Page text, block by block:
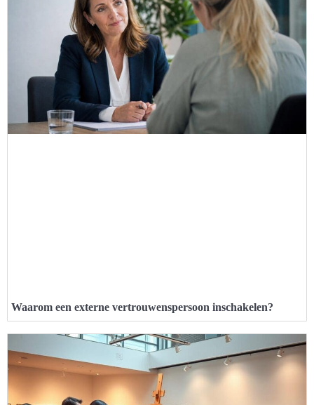
Waarom een externe vertrouwenspersoon inschakelen?